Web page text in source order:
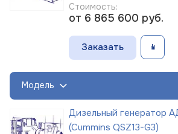
Стоимость:
от 6 865 600 руб.
Заказать
Модель
Дизельный генератор
(Cummins QSZ13-G3)